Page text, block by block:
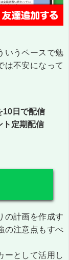
いうペースで勉
は不安になって
10日で配信
ト定期配信
の計画を作成す
の注意点もすべ
ーとして活用し